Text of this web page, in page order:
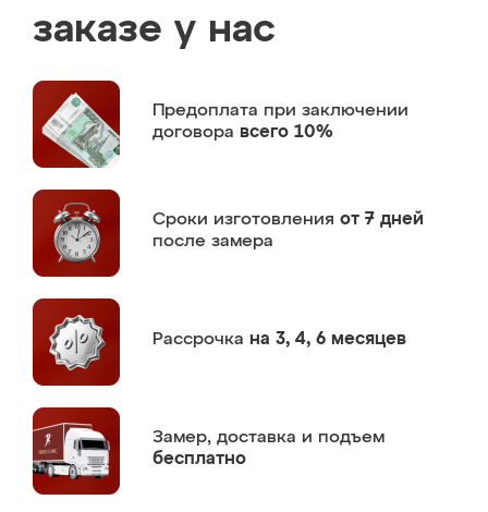
заказе у нас
Предоплата при заключении
договора всего 10%
Сроки изготовления от 7 дней
после замера
Рассрочка на 3, 4, 6 месяцев
Замер, доставка и подъем
бесплатно